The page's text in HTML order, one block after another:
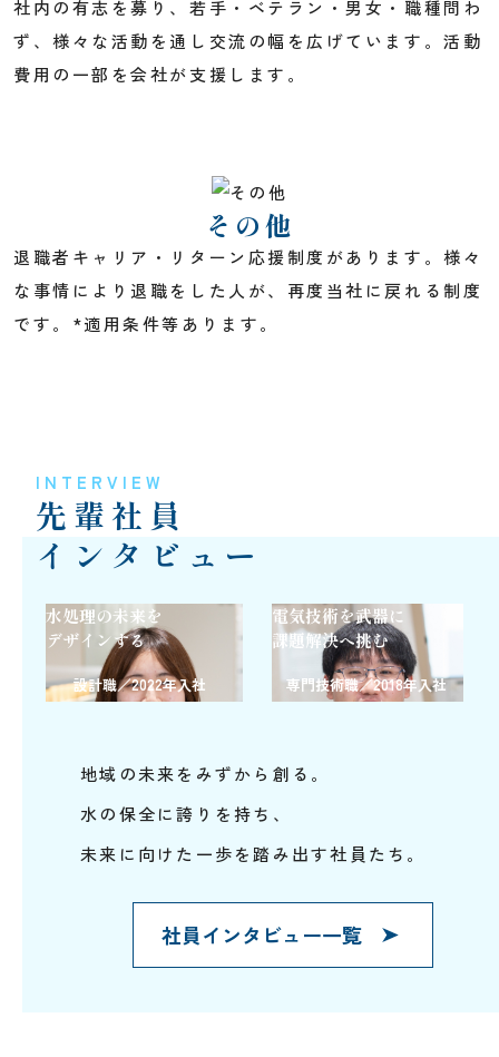
社内の有志を募り、若手・ベテラン・男女・職種問わ
ず、様々な活動を通し交流の幅を広げています。活動
費用の一部を会社が支援します。
その他
退職者キャリア・リターン応援制度があります。様々
な事情により退職をした人が、再度当社に戻れる制度
です。*適用条件等あります。
水処理の未来を
デザインする
設計職／2022年入社
電気技術を武器に
課題解決へ挑む
専門技術職／2018年入社
INTERVIEW
先輩社員
インタビュー
地域の未来をみずから創る。
水の保全に誇りを持ち、
未来に向けた一歩を踏み出す社員たち。
社員インタビュー一覧